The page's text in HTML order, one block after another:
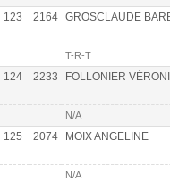
123 2164 GROSCLAUDE
T-R-T
124 2233 FOLLONIER
N/A
125 2074 MOIX ANGELINE
N/A